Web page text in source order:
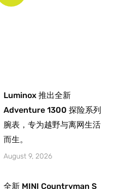
Luminox 推出全新
Adventure 1300 探险系列
腕表，专为越野与离网生活
而生。
August 9, 2026
全新 MINI Countryman S